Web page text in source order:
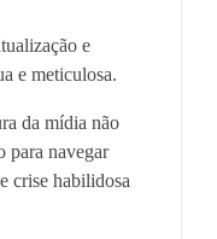
e
e meticulosa.
da mídia não
para navegar
crise habilidosa